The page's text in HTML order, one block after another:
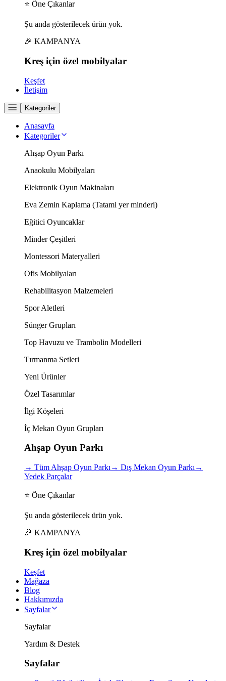
⭐ Öne Çıkanlar
Şu anda gösterilecek ürün yok.
🎉 KAMPANYA
Kreş için özel mobilyalar
Keşfet
İletişim
Kategoriler
Anasayfa
Kategoriler
Ahşap Oyun Parkı
Anaokulu Mobilyaları
Elektronik Oyun Makinaları
Eva Zemin Kaplama (Tatami yer minderi)
Eğitici Oyuncaklar
Minder Çeşitleri
Montessori Materyalleri
Ofis Mobilyaları
Rehabilitasyon Malzemeleri
Spor Aletleri
Sünger Grupları
Top Havuzu ve Trambolin Modelleri
Tırmanma Setleri
Yeni Ürünler
Özel Tasarımlar
İlgi Köşeleri
İç Mekan Oyun Grupları
Ahşap Oyun Parkı
→ Tüm Ahşap Oyun Parkı → Dış Mekan Oyun Parkı →
Yedek Parçalar
⭐ Öne Çıkanlar
Şu anda gösterilecek ürün yok.
🎉 KAMPANYA
Kreş için özel mobilyalar
Keşfet
Mağaza
Blog
Hakkımızda
Sayfalar
Sayfalar
Yardım & Destek
Sayfalar